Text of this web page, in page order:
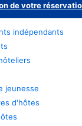
de votre
indépendants
jeunesse
d'hôtes